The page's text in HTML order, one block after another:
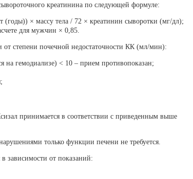
креатинина по следующей формуле:
× массу тела / 72 × креатинин сыворотки (мг/дл);
для мужчин × 0,85.
от степени почечной недостаточности КК (мл/мин):
на гемодиализе) < 10 – прием противопоказан;
принимается в соответствии с приведенным выше
только функции печени не требуется.
в зависимости от показаний: